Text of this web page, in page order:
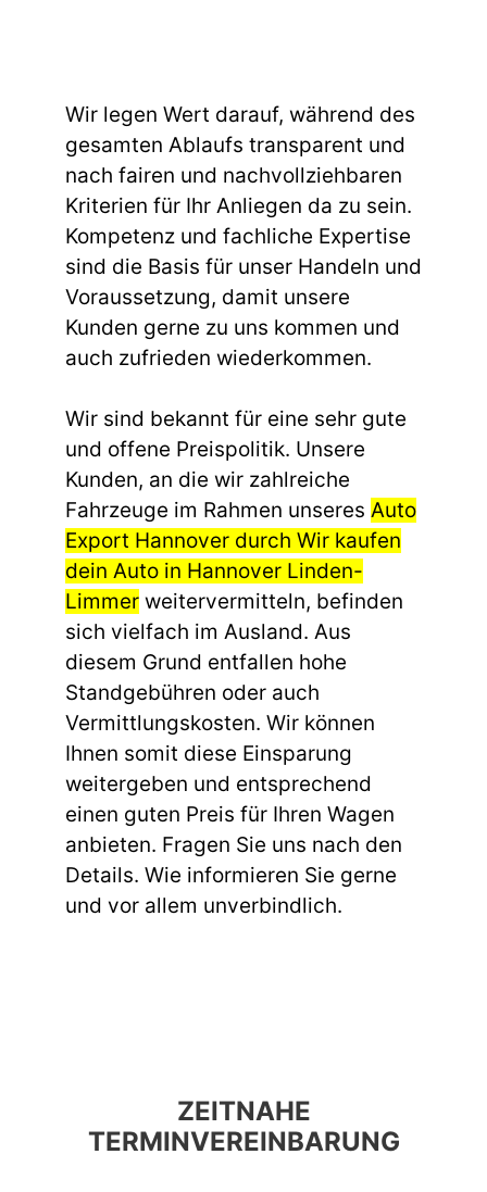
Wir legen Wert darauf, während des
gesamten Ablaufs transparent und
nach fairen und nachvollziehbaren
Kriterien für Ihr Anliegen da zu sein.
Kompetenz und fachliche Expertise
sind die Basis für unser Handeln und
Voraussetzung, damit unsere
Kunden gerne zu uns kommen und
auch zufrieden wiederkommen.
Wir sind bekannt für eine sehr gute
und offene Preispolitik. Unsere
Kunden, an die wir zahlreiche
Fahrzeuge im Rahmen unseres Auto
Export Hannover durch Wir kaufen
dein Auto in Hannover Linden-
Limmer weitervermitteln, befinden
sich vielfach im Ausland. Aus
diesem Grund entfallen hohe
Standgebühren oder auch
Vermittlungskosten. Wir können
Ihnen somit diese Einsparung
weitergeben und entsprechend
einen guten Preis für Ihren Wagen
anbieten. Fragen Sie uns nach den
Details. Wie informieren Sie gerne
und vor allem unverbindlich.
ZEITNAHE
TERMINVEREINBARUNG